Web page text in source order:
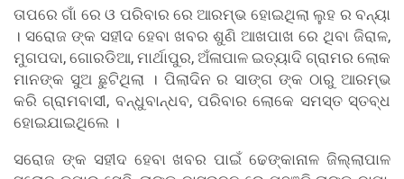
ତାପରେ ଗାଁ ରେ ଓ ପରିବାର ରେ ଆରମ୍ଭ ହୋଇଥିଲା ଲୁହ ର ବନ୍ୟା
। ସରୋଜ ଙ୍କ ସହୀଦ ହେବା ଖବର ଶୁଣି ଆଖପାଖ ରେ ଥିବା ଜିରାଳ,
ମୁଗପଦା, ଗୋରଡିଆ, ମାର୍ଥାପୁର, ଅଁଳାପାଳ ଇତ୍ୟାଦି ଗ୍ରାମର ଲୋକ
ମାନଙ୍କ ସୁଅ ଛୁଟିଥିଲା । ପିଲାଦିନ ର ସାଙ୍ଗ ଙ୍କ ଠାରୁ ଆରମ୍ଭ
କରି ଗ୍ରାମବାସୀ, ବନ୍ଧୁବାନ୍ଧବ, ପରିବାର ଲୋକେ ସମସ୍ତ ସ୍ତବ୍ଧ
ହୋଇଯାଇଥିଲେ ।
ସରୋଜ ଙ୍କ ସହୀଦ ହେବା ଖବର ପାଇଁ ଢେଙ୍କାନାଳ ଜିଲ୍ଲାପାଳ